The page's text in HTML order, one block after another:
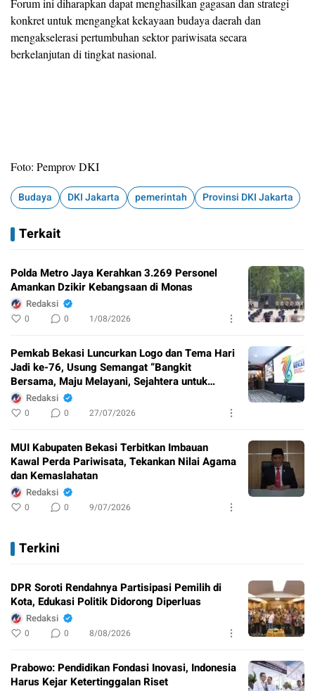
konkret untuk mengangkat kekayaan budaya daerah dan
mengakselerasi pertumbuhan sektor pariwisata secara
berkelanjutan di tingkat nasional.
Foto: Pemprov DKI
Budaya DKI Jakarta pemerintah Provinsi DKI Jakarta
Terkait
Polda Metro Jaya Kerahkan 3.269 Personel
Amankan Dzikir Kebangsaan di Monas
Redaksi
0 0 1/08/2026
Pemkab Bekasi Luncurkan Logo dan Tema Hari
Jadi ke-76, Usung Semangat “Bangkit
Bersama, Maju Melayani, Sejahtera untuk
Semua”
Redaksi
0 0 27/07/2026
MUI Kabupaten Bekasi Terbitkan Imbauan
Kawal Perda Pariwisata, Tekankan Nilai Agama
dan Kemaslahatan
Redaksi
0 0 9/07/2026
Terkini
DPR Soroti Rendahnya Partisipasi Pemilih di
Kota, Edukasi Politik Didorong Diperluas
Redaksi
0 0 8/08/2026
Prabowo: Pendidikan Fondasi Inovasi, Indonesia
Harus Kejar Ketertinggalan Riset